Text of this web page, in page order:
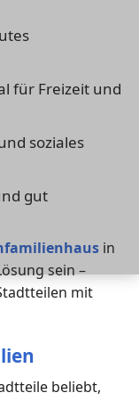
für Freizeit und
soziales
gut
in
sein –
mit
beliebt,